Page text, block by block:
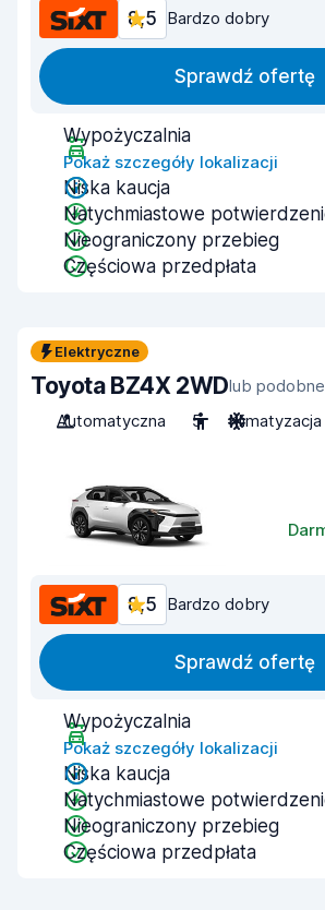
8,5 Bardzo dobry
Sprawdź ofertę
Wypożyczalnia
Pokaż szczegóły lokalizacji
Niska kaucja
Natychmiastowe
Nieograniczony przebieg
Częściowa przedpłata
Elektryczne
Toyota BZ4X 2WDlub
Automatyczna
5 Klimatyzacja
8,5 Bardzo dobry
Sprawdź ofertę
Wypożyczalnia
Pokaż szczegóły lokalizacji
Niska kaucja
Natychmiastowe
Nieograniczony przebieg
Częściowa przedpłata